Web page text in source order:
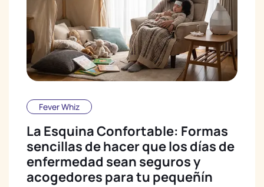
Fever Whiz
La Esquina Confortable: Formas
sencillas de hacer que los días de
enfermedad sean seguros y
acogedores para tu pequeñín